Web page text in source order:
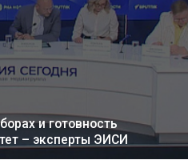
и готовность
– эксперты ЭИСИ